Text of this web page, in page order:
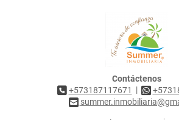
Contáctenos
+573187117671
|